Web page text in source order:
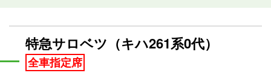
特急サロベツ（キハ261系0代）
全車指定席